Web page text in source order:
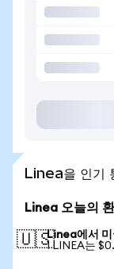
Linea을 인기
Linea 오늘의
🇺🇸Linea에서 미
1 LINEA는